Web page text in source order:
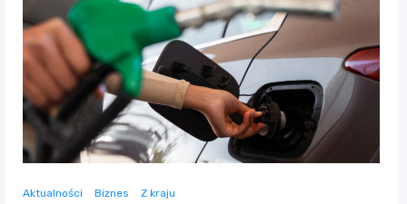
Aktualności Biznes Z kraju